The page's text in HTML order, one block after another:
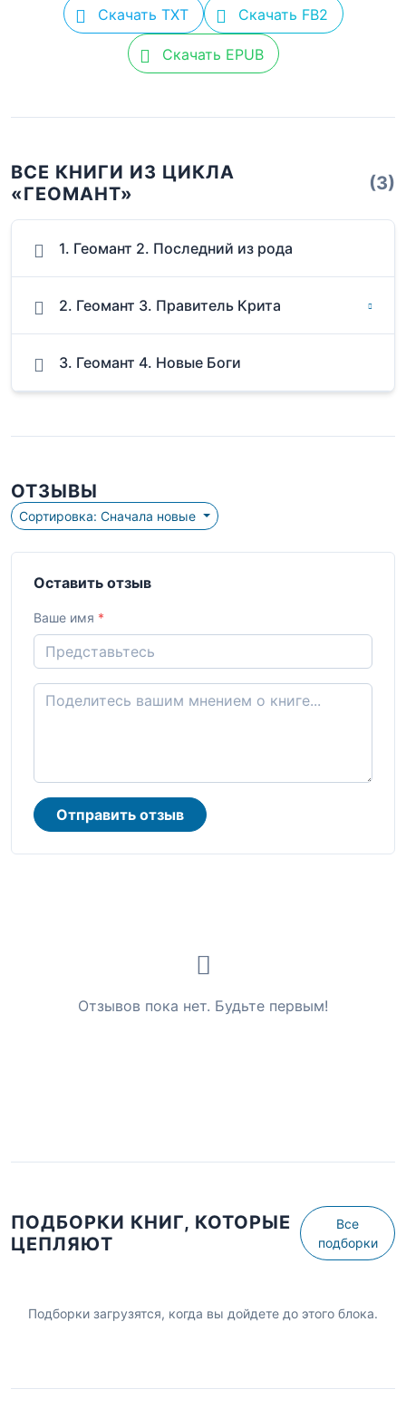
Скачать TXT Скачать FB2
Скачать EPUB
ВСЕ КНИГИ ИЗ ЦИКЛА
«ГЕОМАНТ»
(3)
1. Геомант 2. Последний из рода
2. Геомант 3. Правитель Крита
3. Геомант 4. Новые Боги
ОТЗЫВЫ
Сортировка: Сначала новые
Оставить отзыв
Ваше имя *
Отправить отзыв
Отзывов пока нет. Будьте первым!
ПОДБОРКИ КНИГ, КОТОРЫЕ
ЦЕПЛЯЮТ
Все
подборки
Подборки загрузятся, когда вы дойдете до этого блока.